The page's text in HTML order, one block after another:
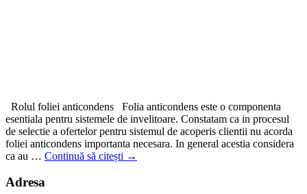
Rolul foliei anticondens Folia anticondens este o componenta
esentiala pentru sistemele de invelitoare. Constatam ca in procesul
de selectie a ofertelor pentru sistemul de acoperis clientii nu acorda
foliei anticondens importanta necesara. In general acestia considera
ca au … Continuă să citești →
Adresa